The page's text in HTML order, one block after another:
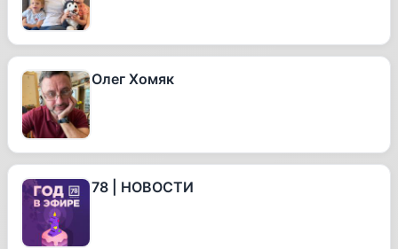
Олег Хомяк
78 | НОВОСТИ